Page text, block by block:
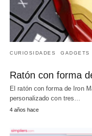
CURIOSIDADES GADGETS
Ratón con forma
El ratón con forma de Iron
personalizado con tres…
4 años hace